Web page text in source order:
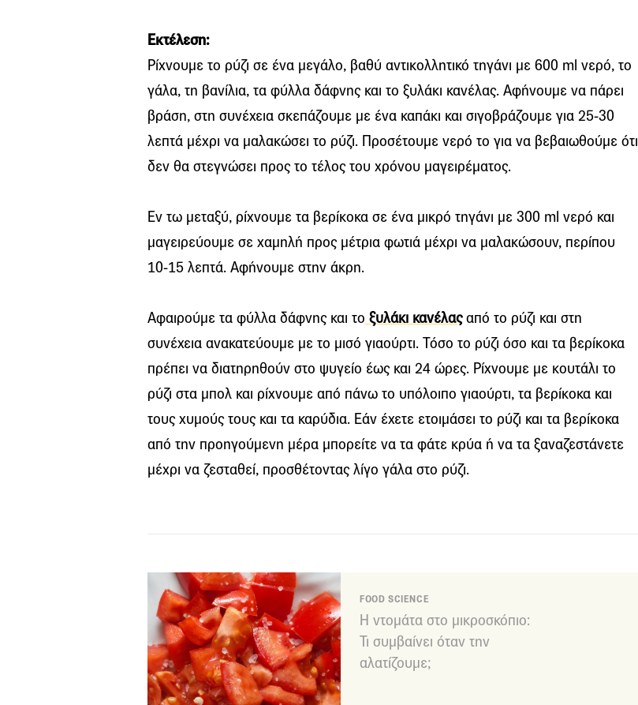
Εκτέλεση:
Ρίχνουμε το ρύζι σε ένα μεγάλο, βαθύ αντικολλητικό τηγάνι με 600 ml νερό, το
γάλα, τη βανίλια, τα φύλλα δάφνης και το ξυλάκι κανέλας. Αφήνουμε να πάρει
βράση, στη συνέχεια σκεπάζουμε με ένα καπάκι και σιγοβράζουμε για 25-30
λεπτά μέχρι να μαλακώσει το ρύζι. Προσέτουμε νερό το για να βεβαιωθούμε ότι
δεν θα στεγνώσει προς το τέλος του χρόνου μαγειρέματος.
Εν τω μεταξύ, ρίχνουμε τα βερίκοκα σε ένα μικρό τηγάνι με 300 ml νερό και
μαγειρεύουμε σε χαμηλή προς μέτρια φωτιά μέχρι να μαλακώσουν, περίπου
10-15 λεπτά. Αφήνουμε στην άκρη.
Αφαιρούμε τα φύλλα δάφνης και το ξυλάκι κανέλαςαπό το ρύζι και στη
συνέχεια ανακατεύουμε με το μισό γιαούρτι. Τόσο το ρύζι όσο και τα βερίκοκα
πρέπει να διατηρηθούν στο ψυγείο έως και 24 ώρες. Ρίχνουμε με κουτάλι το
ρύζι στα μπολ και ρίχνουμε από πάνω το υπόλοιπο γιαούρτι, τα βερίκοκα και
τους χυμούς τους και τα καρύδια. Εάν έχετε ετοιμάσει το ρύζι και τα βερίκοκα
από την προηγούμενη μέρα μπορείτε να τα φάτε κρύα ή να τα ξαναζεστάνετε
μέχρι να ζεσταθεί, προσθέτοντας λίγο γάλα στο ρύζι.
FOOD SCIENCE
Η ντομάτα στο μικροσκόπιο:
Τι συμβαίνει όταν την
αλατίζουμε;